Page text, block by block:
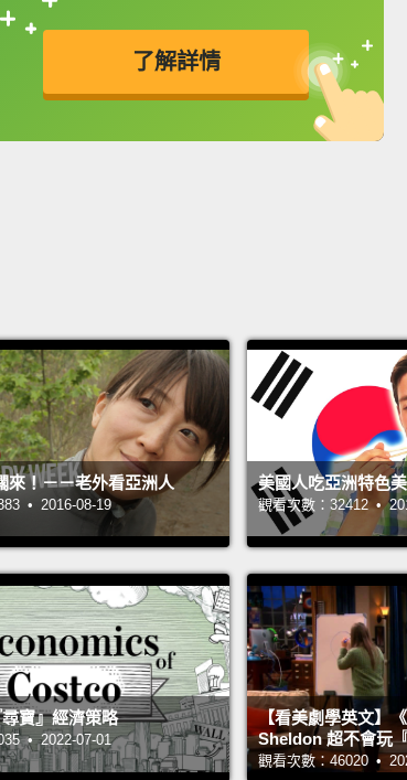
了解詳情
接查字典喔！
英
來！－－老外看亞洲人
• 2016-08-19
美國人吃亞洲特色
觀看次數：32412 •
寶』經濟策略
• 2022-07-01
【看美劇學英文】
Sheldon 超不會玩
觀看次數：46020 •